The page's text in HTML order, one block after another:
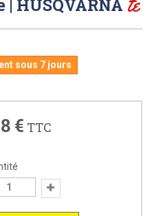
HUSQVARNA
sous 7 jours
€ TTC